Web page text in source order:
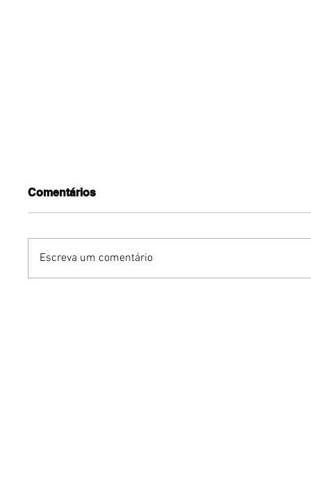
Comentários
Escreva um comentário